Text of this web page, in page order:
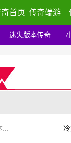
首页 传奇端游
迷失版本传奇
宠物版本传奇